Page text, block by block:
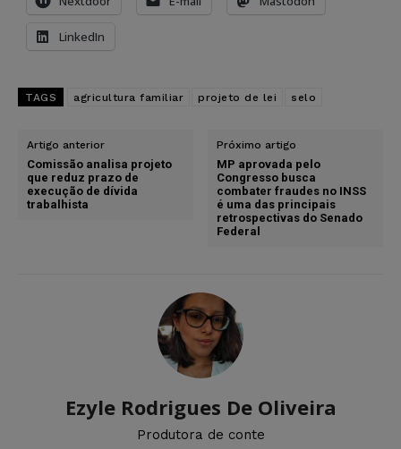
LinkedIn
TAGS agricultura familiar projeto de lei selo
Artigo anterior
Comissão analisa projeto
que reduz prazo de
execução de dívida
trabalhista
Próximo artigo
MP aprovada pelo
Congresso busca
combater fraudes no INSS
é uma das principais
retrospectivas do Senado
Federal
Ezyle Rodrigues De Oliveira
Produtora de conte